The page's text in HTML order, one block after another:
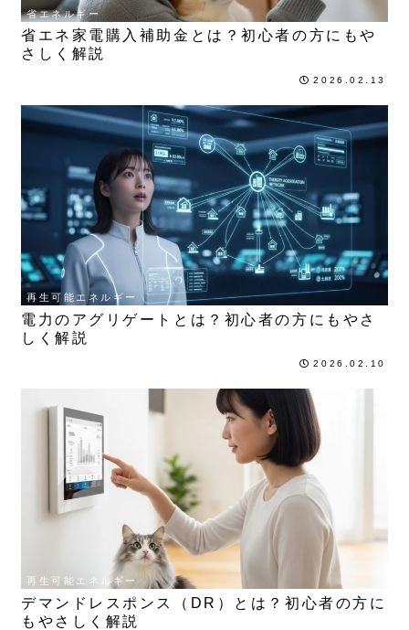
省エネルギー
省エネ家電購入補助金とは？初心者の方にもや
さしく解説
2026.02.13
再生可能エネルギー
電力のアグリゲートとは？初心者の方にもやさ
しく解説
2026.02.10
再生可能エネルギー
デマンドレスポンス（DR）とは？初心者の方に
もやさしく解説